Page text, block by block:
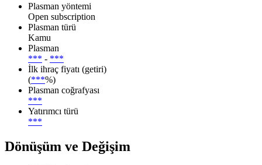
Plasman yöntemi
Open subscription
Plasman türü
Kamu
Plasman
*** - ***
İlk ihraç fiyatı (getiri)
(***%)
Plasman coğrafyası
***
Yatırımcı türü
***
Dönüşüm ve Değişim